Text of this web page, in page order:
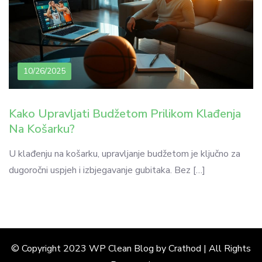
10/26/2025
Kako Upravljati Budžetom Prilikom Klađenja
Na Košarku?
U klađenju na košarku, upravljanje budžetom je ključno za
dugoročni uspjeh i izbjegavanje gubitaka. Bez […]
© Copyright 2023 WP Clean Blog by Crathod | All Rights